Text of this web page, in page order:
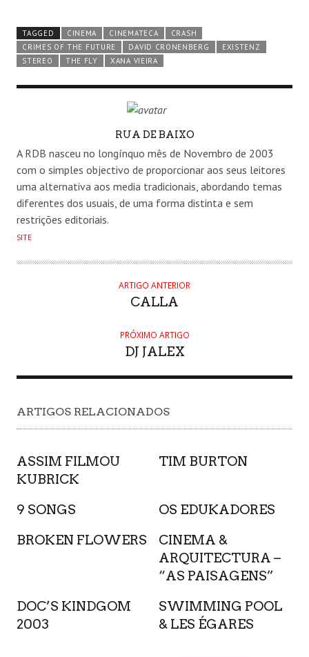
TAGGED CINEMA CINEMATECA
CRASH
CRIMES OF THE FUTURE
DAVID CRONENBERG
EXISTENZ
STEREO
THE FLY XANA VIEIRA
RUA DE BAIXO
A RDB nasceu no longínquo mês de Novembro de 2003
com o simples objectivo de proporcionar aos seus leitores
uma alternativa aos media tradicionais, abordando temas
diferentes dos usuais, de uma forma distinta e sem
restrições editoriais.
SITE
ARTIGO ANTERIOR
CALLA
PRÓXIMO ARTIGO
DJ JALEX
ARTIGOS RELACIONADOS
ASSIM FILMOU
KUBRICK
TIM BURTON
9 SONGS
OS EDUKADORES
BROKEN FLOWERS
CINEMA &
ARQUITECTURA –
“AS PAISAGENS”
DOC’S KINDGOM
2003
SWIMMING POOL
& LES ÉGARES